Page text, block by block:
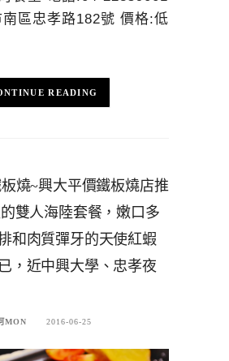
區忠孝路182號 價格:低
READING
燒~興大平價鐵板燒店推
雙人海陸套餐，嫩口多
和肉質彈牙的天使紅蝦
，近中興大學、忠孝夜
MON 2016-06-25